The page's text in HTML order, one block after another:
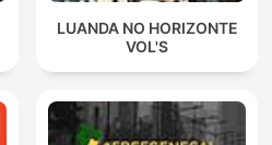
LUANDA NO HORIZONTE
VOL'S